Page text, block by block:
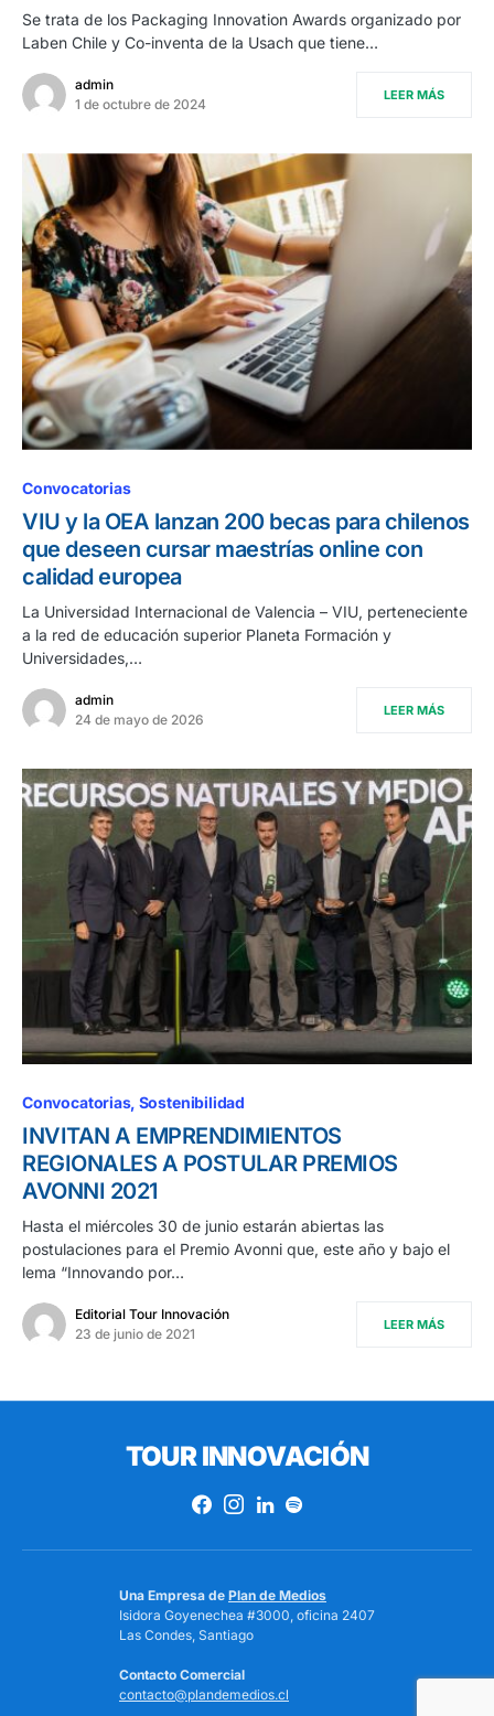
Se trata de los Packaging Innovation Awards organizado por
Laben Chile y Co-inventa de la Usach que tiene…
admin
1 de octubre de 2024
LEER MÁS
Convocatorias
VIU y la OEA lanzan 200 becas para chilenos
que deseen cursar maestrías online con
calidad europea
La Universidad Internacional de Valencia – VIU, perteneciente
a la red de educación superior Planeta Formación y
Universidades,…
admin
24 de mayo de 2026
LEER MÁS
Convocatorias Sostenibilidad
INVITAN A EMPRENDIMIENTOS
REGIONALES A POSTULAR PREMIOS
AVONNI 2021
Hasta el miércoles 30 de junio estarán abiertas las
postulaciones para el Premio Avonni que, este año y bajo el
lema “Innovando por…
Editorial Tour Innovación
23 de junio de 2021
LEER MÁS
TOUR INNOVACIÓN
Una Empresa de Plan de Medios
Isidora Goyenechea #3000, oficina 2407
Las Condes, Santiago
Contacto Comercial
contacto@plandemedios.cl